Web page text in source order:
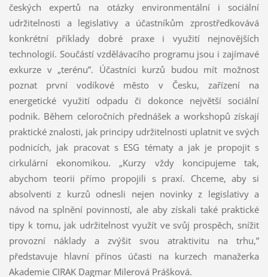
českých expertů na otázky environmentální i sociální
udržitelnosti a legislativy a účastníkům zprostředkovává
konkrétní příklady dobré praxe i využití nejnovějších
technologií. Součástí vzdělávacího programu jsou i zajímavé
exkurze v „terénu”. Účastníci kurzů budou mít možnost
poznat první vodíkové město v Česku, zařízení na
energetické využití odpadu či dokonce největší sociální
podnik. Během celoročních přednášek a workshopů získají
praktické znalosti, jak principy udržitelnosti uplatnit ve svých
podnicích, jak pracovat s ESG tématy a jak je propojit s
cirkulární ekonomikou. „Kurzy vždy koncipujeme tak,
abychom teorii přímo propojili s praxí. Chceme, aby si
absolventi z kurzů odnesli nejen novinky z legislativy a
návod na splnění povinností, ale aby získali také praktické
tipy k tomu, jak udržitelnost využít ve svůj prospěch, snížit
provozní náklady a zvýšit svou atraktivitu na trhu,”
představuje hlavní přínos účasti na kurzech manažerka
Akademie CIRAK Dagmar Milerová Prášková.